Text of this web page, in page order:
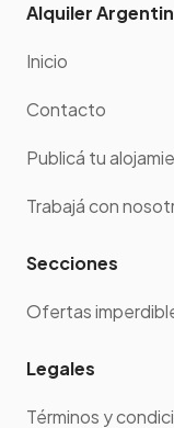
Alquiler
Inicio
Contacto
Publicá tu
Trabajá con
Secciones
Ofertas
Legales
Términos y